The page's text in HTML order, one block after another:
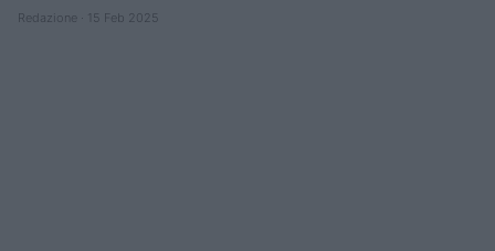
Redazione · 15 Feb 2025